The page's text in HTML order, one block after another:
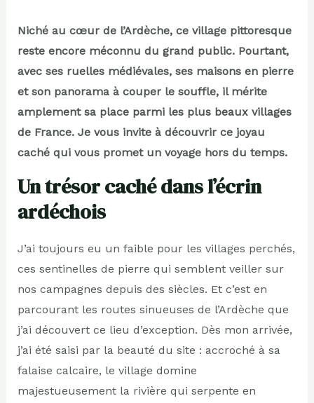
Niché au cœur de l’Ardèche, ce village pittoresque
reste encore méconnu du grand public. Pourtant,
avec ses ruelles médiévales, ses maisons en pierre
et son panorama à couper le souffle, il mérite
amplement sa place parmi les plus beaux villages
de France. Je vous invite à découvrir ce joyau
caché qui vous promet un voyage hors du temps.
Un trésor caché dans l’écrin
ardéchois
J’ai toujours eu un faible pour les villages perchés,
ces sentinelles de pierre qui semblent veiller sur
nos campagnes depuis des siècles. Et c’est en
parcourant les routes sinueuses de l’Ardèche que
j’ai découvert ce lieu d’exception. Dès mon arrivée,
j’ai été saisi par la beauté du site : accroché à sa
falaise calcaire, le village domine
majestueusement la rivière qui serpente en